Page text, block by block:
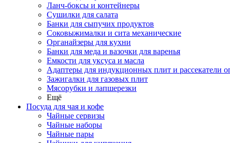
Ланч-боксы и контейнеры
Сушилки для салата
Банки для сыпучих продуктов
Соковыжималки и сита механические
Органайзеры для кухни
Банки для меда и вазочки для варенья
Емкости для уксуса и масла
Адаптеры для индукционных плит и рассекатели
Зажигалки для газовых плит
Мясорубки и лапшерезки
Ещё
Посуда для чая и кофе
Чайные сервизы
Чайные наборы
Чайные пары